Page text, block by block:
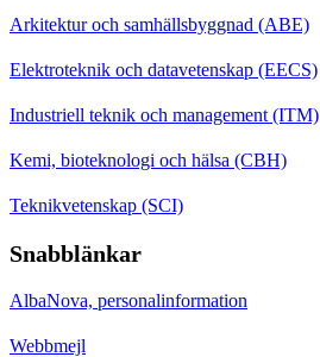
Arkitektur och samhällsbyggnad (ABE)
Elektroteknik och datavetenskap (EECS)
Industriell teknik och management (ITM)
Kemi, bioteknologi och hälsa (CBH)
Teknikvetenskap (SCI)
Snabblänkar
AlbaNova, personalinformation
Webbmejl